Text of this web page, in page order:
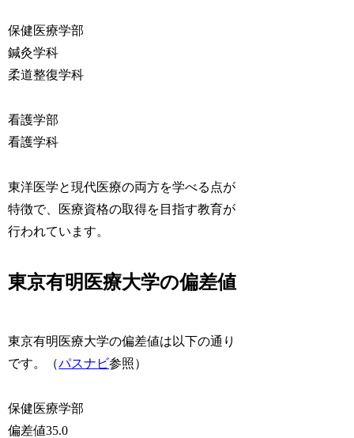
保健医療学部
鍼灸学科
柔道整復学科
看護学部
看護学科
東洋医学と現代医療の両方を学べる点が
特徴で、医療資格の取得を目指す教育が
行われています。
東京有明医療大学の偏差値
東京有明医療大学の偏差値は以下の通り
です。（パスナビ参照）
保健医療学部
偏差値35.0